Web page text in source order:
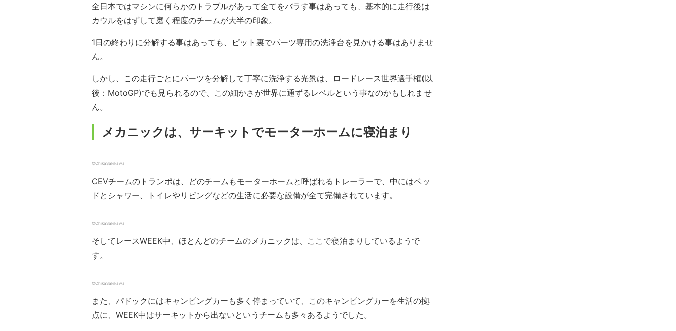
全日本ではマシンに何らかのトラブルがあって全てをバラす事はあっても、基本的に走行後は
カウルをはずして磨く程度のチームが大半の印象。
1日の終わりに分解する事はあっても、ピット裏でパーツ専用の洗浄台を見かける事はありませ
ん。
しかし、この走行ごとにパーツを分解して丁寧に洗浄する光景は、ロードレース世界選手権(以
後：MotoGP)でも見られるので、この細かさが世界に通ずるレベルという事なのかもしれませ
ん。
メカニックは、サーキットでモーターホームに寝泊まり
©ChikaSakikawa
CEVチームのトランポは、どのチームもモーターホームと呼ばれるトレーラーで、中にはベッ
ドとシャワー、トイレやリビングなどの生活に必要な設備が全て完備されています。
©ChikaSakikawa
そしてレースWEEK中、ほとんどのチームのメカニックは、ここで寝泊まりしているようで
す。
©ChikaSakikawa
また、パドックにはキャンピングカーも多く停まっていて、このキャンピングカーを生活の拠
点に、WEEK中はサーキットから出ないというチームも多々あるようでした。